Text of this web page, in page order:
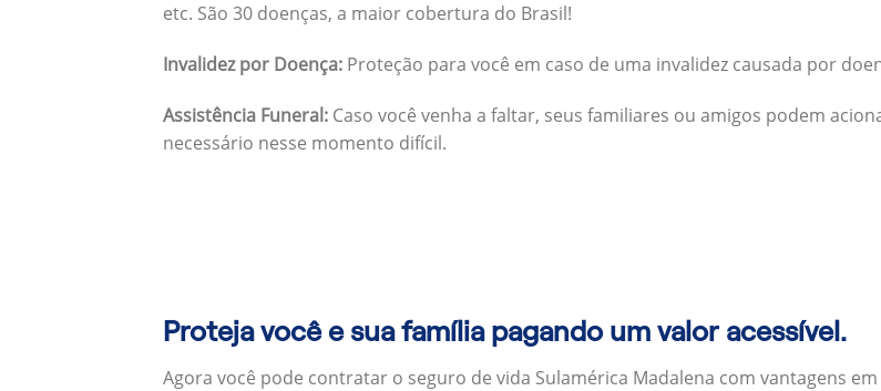
etc. São 30 doenças, a maior cobertura do Brasil!
Invalidez por Doença: Proteção para você em caso de uma invalidez causada por
Assistência Funeral: Caso você venha a faltar, seus familiares ou amigos podem
necessário nesse momento difícil.
Proteja você e sua família pagando um valor acessível.
Agora você pode contratar o seguro de vida Sulamérica Madalena com vantagens